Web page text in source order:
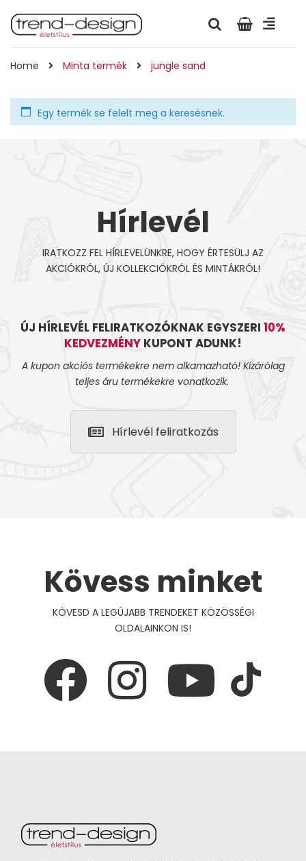
Home Minta termék jungle sand
Egy termék se felelt meg a keresésnek.
Hírlevél
IRATKOZZ FEL HÍRLEVELÜNKRE, HOGY ÉRTESÜLJ AZ
AKCIÓKRÓL, ÚJ KOLLEKCIÓKRÓL ÉS MINTÁKRÓL!
ÚJ HÍRLEVÉL FELIRATKOZÓKNAK EGYSZERI 10%
KEDVEZMÉNY KUPONT ADUNK!
A kupon akciós termékekre nem alkamazható! Kizárólag
teljes áru termékekre vonatkozik.
Hírlevél feliratkozás
Kövess minket
KÖVESD A LEGÚJABB TRENDEKET KÖZÖSSÉGI
OLDALAINKON IS!